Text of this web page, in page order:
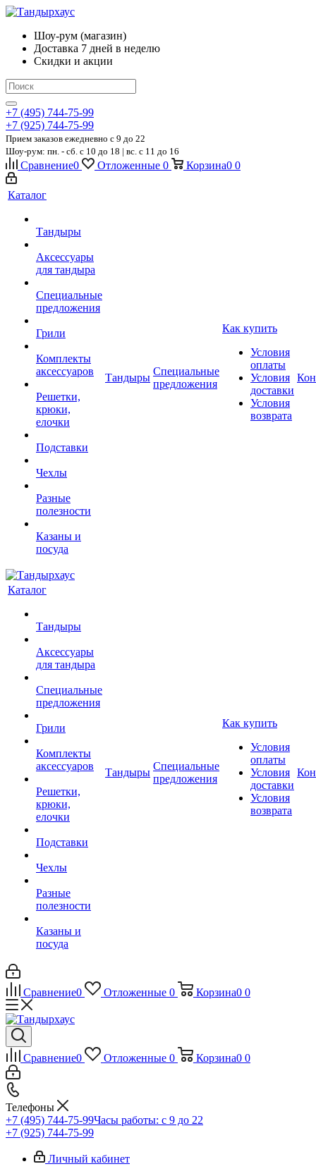
Шоу-рум (магазин)
Доставка 7 дней в неделю
Скидки и акции
+7 (495) 744-75-99
+7 (925) 744-75-99
Прием заказов ежедневно c 9 до 22
Шоу-рум: пн. - сб. с 10 до 18 | вс. с 11 до 16
Сравнение0 Отложенные 0 Корзина0 0
Каталог
Тандыры
Аксессуары
для тандыра
Специальные
предложения
Грили
Комплекты
аксессуаров
Решетки,
крюки,
елочки
Подставки
Чехлы
Разные
полезности
Казаны и
посуда
Тандыры
Специальные
предложения
Как купить
Условия
оплаты
Условия
доставки
Условия
возврата
Каталог
Тандыры
Аксессуары
для тандыра
Специальные
предложения
Грили
Комплекты
аксессуаров
Решетки,
крюки,
елочки
Подставки
Чехлы
Разные
полезности
Казаны и
посуда
Тандыры
Специальные
предложения
Как купить
Условия
оплаты
Условия
доставки
Условия
возврата
Сравнение0 Отложенные 0 Корзина0 0
Сравнение0 Отложенные 0 Корзина0 0
Телефоны
+7 (495) 744-75-99Часы работы: c 9 до 22
+7 (925) 744-75-99
Личный кабинет